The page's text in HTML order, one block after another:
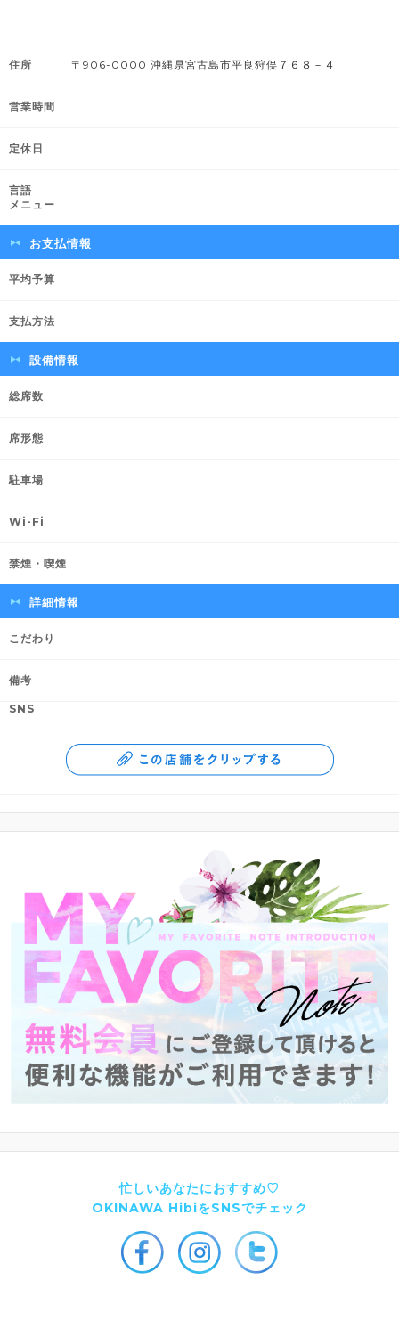
住所 〒906-0000 沖縄県宮古島市平良狩俣７６８－４
営業時間
定休日
言語
メニュー
お支払情報
平均予算
支払方法
設備情報
総席数
席形態
駐車場
Wi-Fi
禁煙・喫煙
詳細情報
こだわり
備考
SNS
忙しいあなたにおすすめ♡
OKINAWA HibiをSNSでチェック